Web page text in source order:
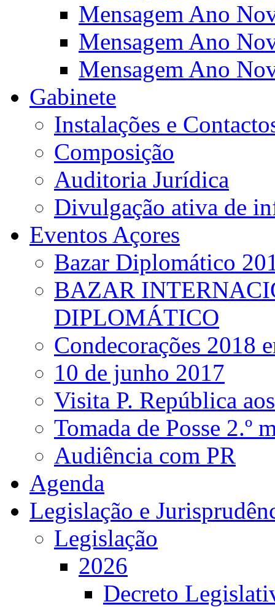
Mensagem Ano
Mensagem Ano
Mensagem Ano
Gabinete
Instalações e
Composição
Auditoria Jurídica
Divulgação ativa de
Eventos Açores
Bazar Diplomático
BAZAR
DIPLOMÁTICO
Condecorações 2018
10 de junho 2017
Visita P. República
Tomada de Posse 2.º
Audiência com PR
Agenda
Legislação e
Legislação
2026
Decreto